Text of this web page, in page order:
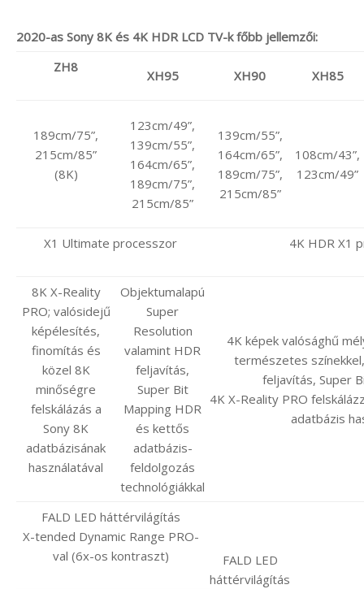
2020-as Sony 8K és 4K HDR LCD TV-k főbb jellemzői:
ZH8
XH95 XH90 XH85
189cm/75”,
215cm/85”
(8K)
123cm/49”,
139cm/55”,
164cm/65”,
189cm/75”,
215cm/85”
139cm/55”,
164cm/65”,
189cm/75”,
215cm/85”
108cm/43”,
123cm/49”
X1 Ultimate processzor 4K HDR X1
8K X-Reality
PRO; valósidejű
képélesítés,
finomítás és
közel 8K
minőségre
felskálázás a
Sony 8K
adatbázisának
használatával
Objektumalapú
Super
Resolution
valamint HDR
feljavítás,
Super Bit
Mapping HDR
és kettős
adatbázis-
feldolgozás
technológiákkal
4K képek valósághű
természetes
feljavítás, Super
4K X-Reality PRO
adatbázis
FALD LED háttérvilágítás
X-tended Dynamic Range PRO-
val (6x-os kontraszt)
FALD LED
háttérvilágítás